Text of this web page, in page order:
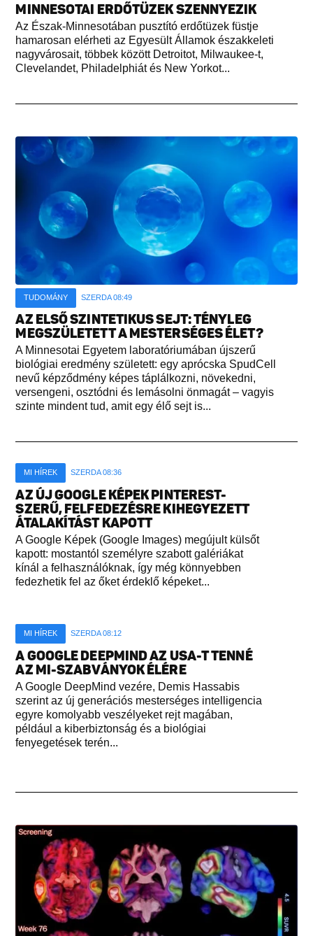
MINNESOTAI ERDŐTÜZEK SZENNYEZIK
Az Észak-Minnesotában pusztító erdőtüzek füstje
hamarosan elérheti az Egyesült Államok északkeleti
nagyvárosait, többek között Detroitot, Milwaukee-t,
Clevelandet, Philadelphiát és New Yorkot...
TUDOMÁNY SZERDA 08:49
AZ ELSŐ SZINTETIKUS SEJT: TÉNYLEG
MEGSZÜLETETT A MESTERSÉGES ÉLET?
A Minnesotai Egyetem laboratóriumában újszerű
biológiai eredmény született: egy aprócska SpudCell
nevű képződmény képes táplálkozni, növekedni,
versengeni, osztódni és lemásolni önmagát – vagyis
szinte mindent tud, amit egy élő sejt is...
MI HÍREK SZERDA 08:36
AZ ÚJ GOOGLE KÉPEK PINTEREST-
SZERŰ, FELFEDEZÉSRE KIHEGYEZETT
ÁTALAKÍTÁST KAPOTT
A Google Képek (Google Images) megújult külsőt
kapott: mostantól személyre szabott galériákat
kínál a felhasználóknak, így még könnyebben
fedezhetik fel az őket érdeklő képeket...
MI HÍREK SZERDA 08:12
A GOOGLE DEEPMIND AZ USA-T TENNÉ
AZ MI-SZABVÁNYOK ÉLÉRE
A Google DeepMind vezére, Demis Hassabis
szerint az új generációs mesterséges intelligencia
egyre komolyabb veszélyeket rejt magában,
például a kiberbiztonság és a biológiai
fenyegetések terén...